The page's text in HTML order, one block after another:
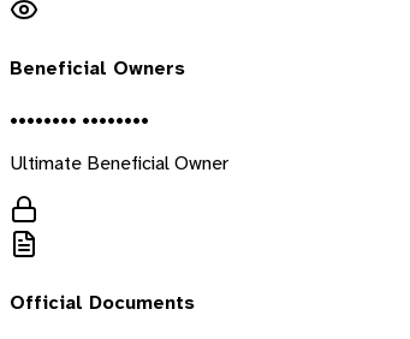
Beneficial Owners
•••••••• ••••••••
Ultimate Beneficial Owner
Official Documents